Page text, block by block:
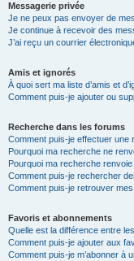
Messagerie privée
Je ne peux pas envoyer de
Je continue à recevoir des
J’ai reçu un courrier
Amis et ignorés
À quoi sert ma liste d’amis et
Comment puis-je ajouter ou
Recherche dans les forums
Comment puis-je effectuer
Pourquoi ma recherche ne
Pourquoi ma recherche
Comment puis-je rechercher
Comment puis-je retrouver
Favoris et abonnements
Quelle est la différence entre
Comment puis-je ajouter aux
Comment puis-je m’abonner à